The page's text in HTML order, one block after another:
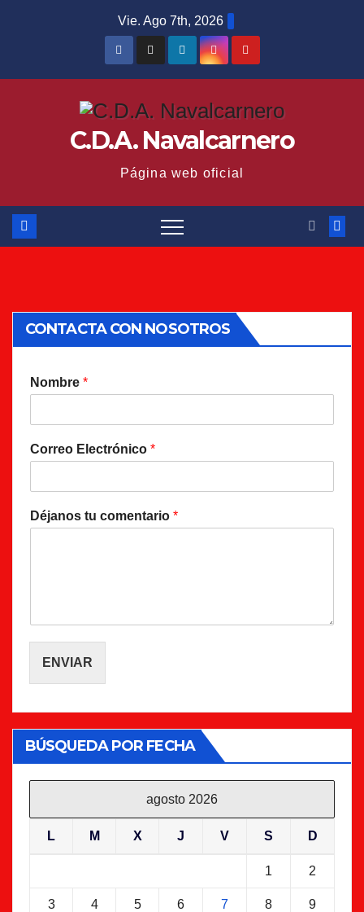
Vie. Ago 7th, 2026
C.D.A. Navalcarnero
Página web oficial
CONTACTA CON NOSOTROS
Nombre *
Correo Electrónico *
Déjanos tu comentario *
ENVIAR
BÚSQUEDA POR FECHA
agosto 2026
L M X J V S D
1 2
3 4 5 6 7 8 9